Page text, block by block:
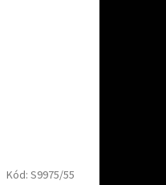
Kód: S9975/55